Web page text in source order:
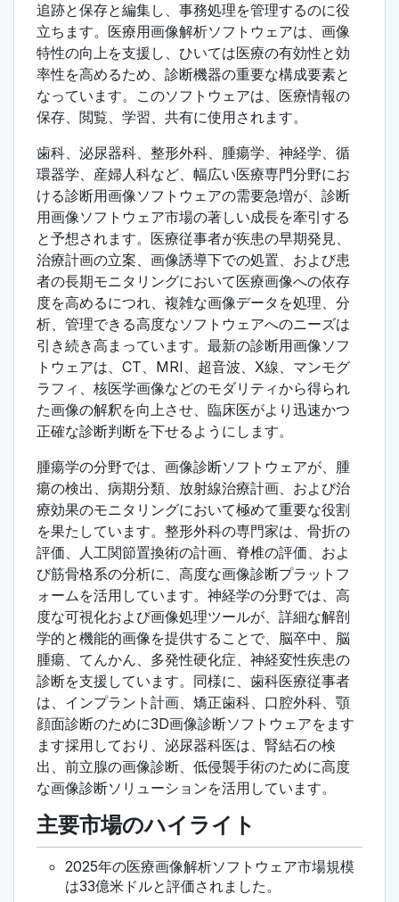
追跡と保存と編集し、事務処理を管理するのに役
立ちます。医療用画像解析ソフトウェアは、画像
特性の向上を支援し、ひいては医療の有効性と効
率性を高めるため、診断機器の重要な構成要素と
なっています。このソフトウェアは、医療情報の
保存、閲覧、学習、共有に使用されます。
歯科、泌尿器科、整形外科、腫瘍学、神経学、循
環器学、産婦人科など、幅広い医療専門分野にお
ける診断用画像ソフトウェアの需要急増が、診断
用画像ソフトウェア市場の著しい成長を牽引する
と予想されます。医療従事者が疾患の早期発見、
治療計画の立案、画像誘導下での処置、および患
者の長期モニタリングにおいて医療画像への依存
度を高めるにつれ、複雑な画像データを処理、分
析、管理できる高度なソフトウェアへのニーズは
引き続き高まっています。最新の診断用画像ソフ
トウェアは、CT、MRI、超音波、X線、マンモグ
ラフィ、核医学画像などのモダリティから得られ
た画像の解釈を向上させ、臨床医がより迅速かつ
正確な診断判断を下せるようにします。
腫瘍学の分野では、画像診断ソフトウェアが、腫
瘍の検出、病期分類、放射線治療計画、および治
療効果のモニタリングにおいて極めて重要な役割
を果たしています。整形外科の専門家は、骨折の
評価、人工関節置換術の計画、脊椎の評価、およ
び筋骨格系の分析に、高度な画像診断プラットフ
ォームを活用しています。神経学の分野では、高
度な可視化および画像処理ツールが、詳細な解剖
学的と機能的画像を提供することで、脳卒中、脳
腫瘍、てんかん、多発性硬化症、神経変性疾患の
診断を支援しています。同様に、歯科医療従事者
は、インプラント計画、矯正歯科、口腔外科、顎
顔面診断のために3D画像診断ソフトウェアをます
ます採用しており、泌尿器科医は、腎結石の検
出、前立腺の画像診断、低侵襲手術のために高度
な画像診断ソリューションを活用しています。
主要市場のハイライト
2025年の医療画像解析ソフトウェア市場規模
は33億米ドルと評価されました。